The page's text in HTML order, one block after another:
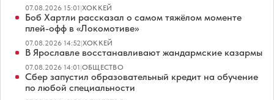
07.08.2026 15:01|ХОККЕЙ
Боб Хартли рассказал о самом тяжёлом моменте
плей-офф в «Локомотиве»
07.08.2026 14:52|ХОККЕЙ
В Ярославле восстанавливают жандармские казармы
07.08.2026 14:01|ОБЩЕСТВО
Сбер запустил образовательный кредит на обучение
по любой специальности